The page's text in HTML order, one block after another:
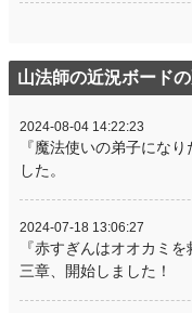
山法師の近況ボード
2024-08-04 14:22:23
『魔法使いの弟子にな
した。
2024-07-18 13:06:27
『赤すぎんはオオカミ
三章、開始しました！